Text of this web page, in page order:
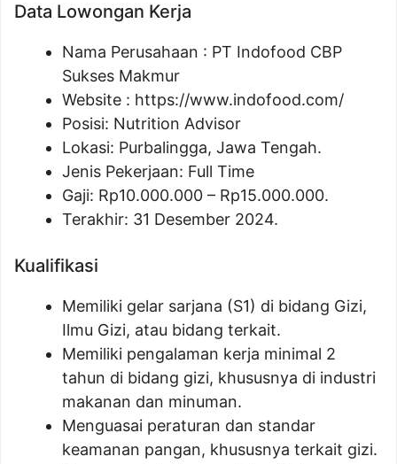
Data Lowongan Kerja
Nama Perusahaan : PT Indofood CBP
Sukses Makmur
Website : https://www.indofood.com/
Posisi: Nutrition Advisor
Lokasi: Purbalingga, Jawa Tengah.
Jenis Pekerjaan: Full Time
Gaji: Rp10.000.000 – Rp15.000.000.
Terakhir: 31 Desember 2024.
Kualifikasi
Memiliki gelar sarjana (S1) di bidang Gizi,
Ilmu Gizi, atau bidang terkait.
Memiliki pengalaman kerja minimal 2
tahun di bidang gizi, khususnya di industri
makanan dan minuman.
Menguasai peraturan dan standar
keamanan pangan, khususnya terkait gizi.